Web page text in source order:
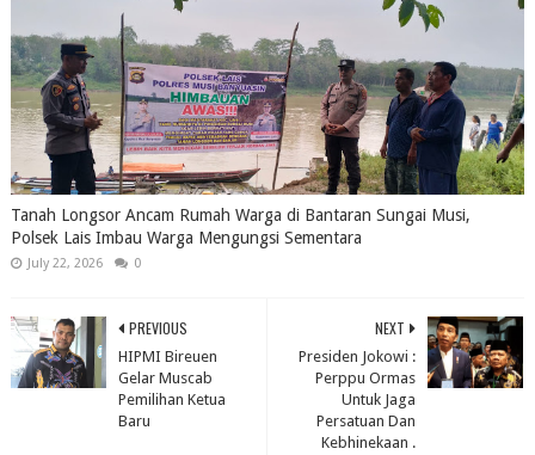
Tanah Longsor Ancam Rumah Warga di Bantaran Sungai Musi,
Polsek Lais Imbau Warga Mengungsi Sementara
July 22, 2026 0
NEXT
Presiden Jokowi :
Perppu Ormas
Untuk Jaga
Persatuan Dan
Kebhinekaan .
PREVIOUS
HIPMI Bireuen
Gelar Muscab
Pemilihan Ketua
Baru